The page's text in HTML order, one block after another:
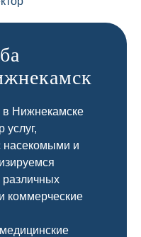
в Нижнекамске
услуг,
насекомыми и
различных
коммерческие
медицинские